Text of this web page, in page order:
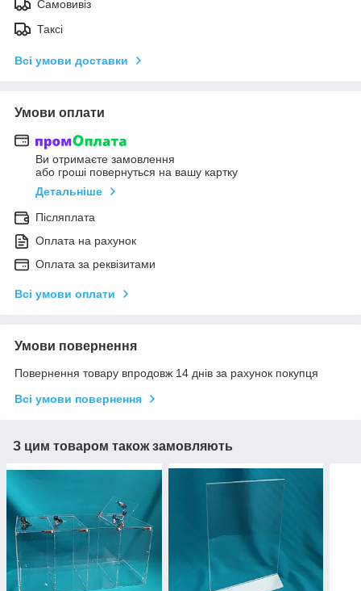
Самовивіз
Таксі
Всі умови доставки
Умови оплати
Ви отримаєте замовлення
або гроші повернуться на вашу картку
Детальніше
Післяплата
Оплата на рахунок
Оплата за реквізитами
Всі умови оплати
Умови повернення
Повернення товару впродовж 14 днів за рахунок покупця
Всі умови повернення
З цим товаром також замовляють